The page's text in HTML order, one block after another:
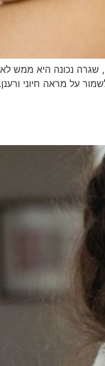
שגרה נכונה היא
על מראה חיוני